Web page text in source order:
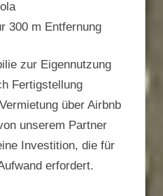
300 m Entfernung
zur Eigennutzung
Fertigstellung
über Airbnb
unserem Partner
Investition, die für
erfordert.